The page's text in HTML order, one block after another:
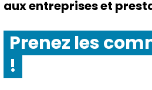
aux entreprises et
Prenez les
!